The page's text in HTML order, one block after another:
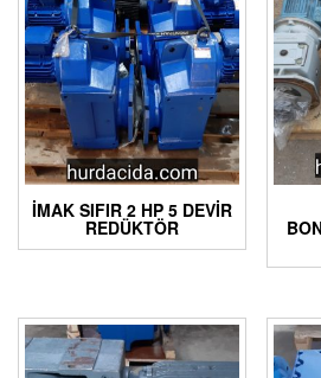
İMAK SIFIR 2 HP 5 DEVIR
REDÜKTÖR